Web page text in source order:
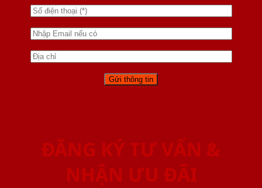
ĐĂNG KÝ TƯ VẤN &
NHẬN ƯU ĐÃI